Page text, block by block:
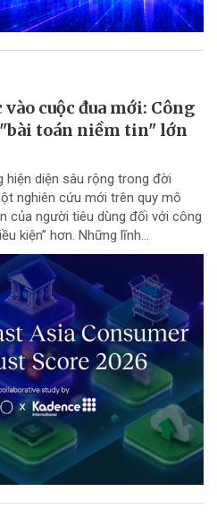
cuộc đua mới: Công
toán niềm tin" lớn
hiện diện sâu rộng trong đời
nghiên cứu mới trên quy mô
của người tiêu dùng đối với công
kiện” hơn. Những lĩnh...